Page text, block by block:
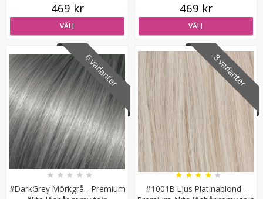
★★★ ★★
89 kr
129 kr
LÄGG I VARUKORG
469 kr
VÄLJ
469 kr
VÄLJ
6 varianter
#DarkGrey Mörkgrå - Premium
★ ★ ★ ★ ★
8 varianter
#1001B Ljus Platinablond -
★★★★★